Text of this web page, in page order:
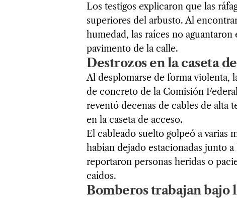
Los testigos explicaron que las
superiores del arbusto. Al
humedad, las raíces no
pavimento de la calle.
Destrozos en la caseta
Al desplomarse de forma violenta,
de concreto de la Comisión
reventó decenas de cables de alta
en la caseta de acceso.
El cableado suelto golpeó a varias
habían dejado estacionadas junto
reportaron personas heridas o
caídos.
Bomberos trabajan